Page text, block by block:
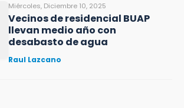
Miércoles, Diciembre 10, 2025
Vecinos de residencial BUAP
llevan medio año con
desabasto de agua
Raul Lazcano